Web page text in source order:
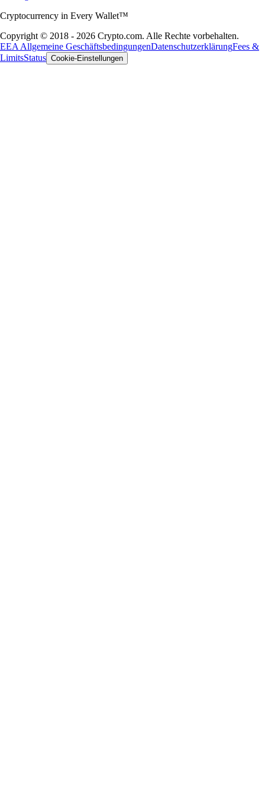
Cryptocurrency in Every Wallet™
Copyright © 2018 - 2026 Crypto.com. Alle Rechte vorbehalten.
EEA Allgemeine GeschäftsbedingungenDatenschutzerklärungFees &
LimitsStatus Cookie-Einstellungen